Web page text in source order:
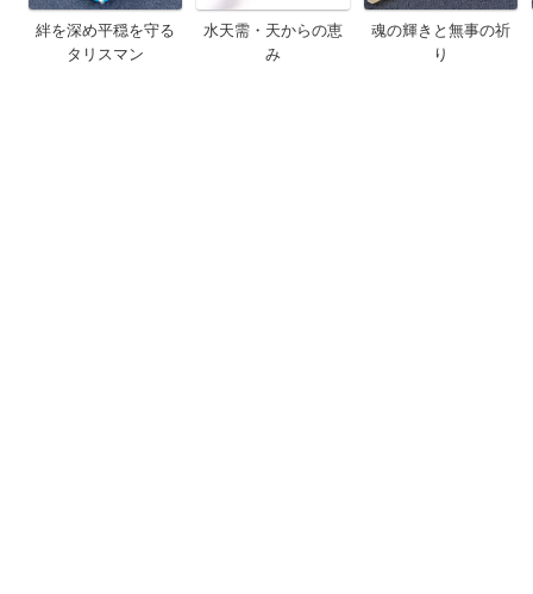
絆を深め平穏を守る
タリスマン
水天需・天からの恵
み
魂の輝きと無事の祈
り